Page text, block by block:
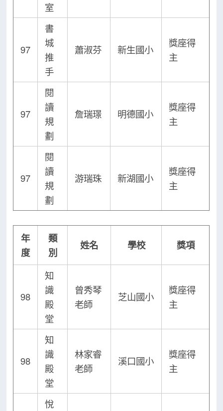
室
97
書
城
推
手
蕭淑芬 新生國小
獎座得
主
97
閱
讀
規
劃
詹瑞璟 明德國小
獎座得
主
97
閱
讀
規
劃
游瑞珠 新湖國小
獎座得
主
年
度
類
別
姓名 學校 獎項
98
知
識
殿
堂
曾秀琴
老師
芝山國小
獎座得
主
98
知
識
殿
堂
林家睿
老師
溪口國小
獎座得
主
悅